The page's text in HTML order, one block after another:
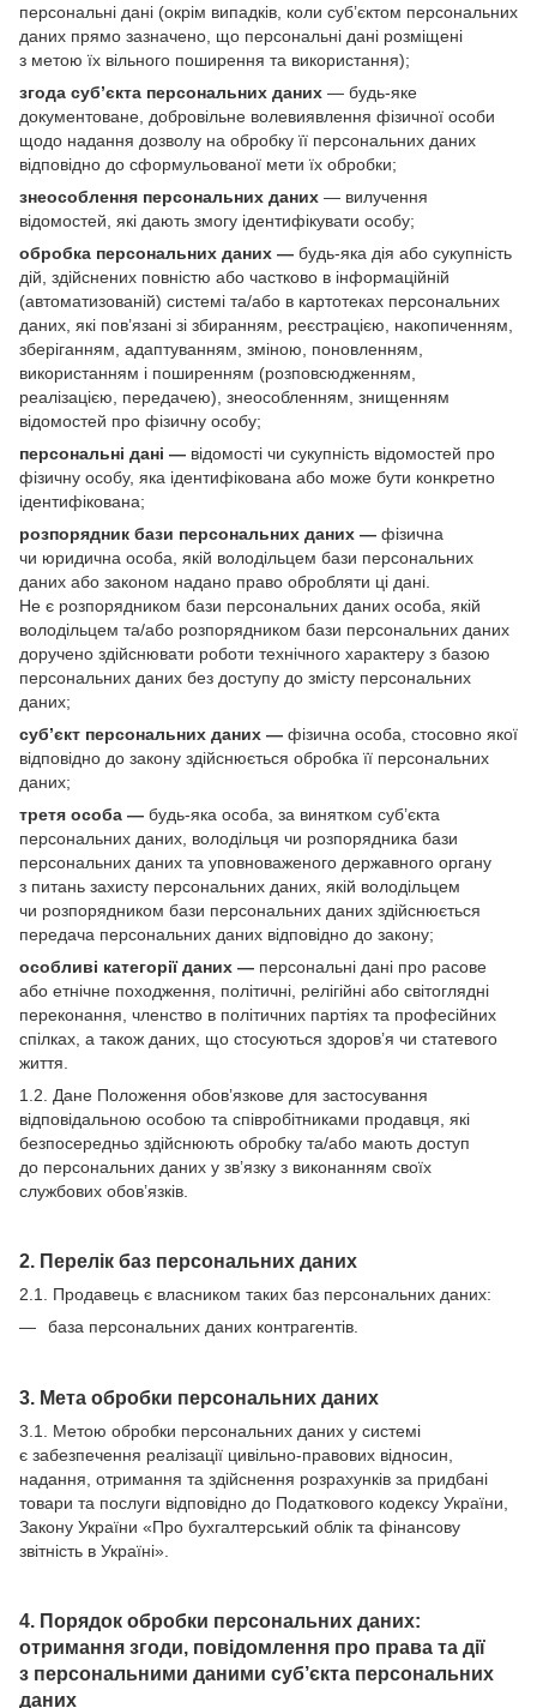
персональні дані (окрім випадків, коли суб’єктом персональних
даних прямо зазначено, що персональні дані розміщені
з метою їх вільного поширення та використання);
згода суб’єкта персональних даних — будь-яке
документоване, добровільне волевиявлення фізичної особи
щодо надання дозволу на обробку її персональних даних
відповідно до сформульованої мети їх обробки;
знеособлення персональних даних — вилучення
відомостей, які дають змогу ідентифікувати особу;
обробка персональних даних — будь-яка дія або сукупність
дій, здійснених повністю або частково в інформаційній
(автоматизованій) системі та/або в картотеках персональних
даних, які пов’язані зі збиранням, реєстрацією, накопиченням,
зберіганням, адаптуванням, зміною, поновленням,
використанням і поширенням (розповсюдженням,
реалізацією, передачею), знеособленням, знищенням
відомостей про фізичну особу;
персональні дані — відомості чи сукупність відомостей про
фізичну особу, яка ідентифікована або може бути конкретно
ідентифікована;
розпорядник бази персональних даних — фізична
чи юридична особа, якій володільцем бази персональних
даних або законом надано право обробляти ці дані.
Не є розпорядником бази персональних даних особа, якій
володільцем та/або розпорядником бази персональних даних
доручено здійснювати роботи технічного характеру з базою
персональних даних без доступу до змісту персональних
даних;
суб’єкт персональних даних — фізична особа, стосовно якої
відповідно до закону здійснюється обробка її персональних
даних;
третя особа — будь-яка особа, за винятком суб’єкта
персональних даних, володільця чи розпорядника бази
персональних даних та уповноваженого державного органу
з питань захисту персональних даних, якій володільцем
чи розпорядником бази персональних даних здійснюється
передача персональних даних відповідно до закону;
особливі категорії даних — персональні дані про расове
або етнічне походження, політичні, релігійні або світоглядні
переконання, членство в політичних партіях та професійних
спілках, а також даних, що стосуються здоров’я чи статевого
життя.
1.2. Дане Положення обов’язкове для застосування
відповідальною особою та співробітниками продавця, які
безпосередньо здійснюють обробку та/або мають доступ
до персональних даних у зв’язку з виконанням своїх
службових обов’язків.
2. Перелік баз персональних даних
2.1. Продавець є власником таких баз персональних даних:
база персональних даних контрагентів.
3. Мета обробки персональних даних
3.1. Метою обробки персональних даних у системі
є забезпечення реалізації цивільно-правових відносин,
надання, отримання та здійснення розрахунків за придбані
товари та послуги відповідно до Податкового кодексу України,
Закону України «Про бухгалтерський облік та фінансову
звітність в Україні».
4. Порядок обробки персональних даних:
отримання згоди, повідомлення про права та дії
з персональними даними суб’єкта персональних
даних